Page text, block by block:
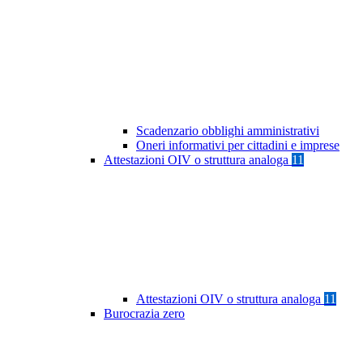
Scadenzario obblighi amministrativi
Oneri informativi per cittadini e imprese
Attestazioni OIV o struttura analoga 11
Attestazioni OIV o struttura analoga 11
Burocrazia zero